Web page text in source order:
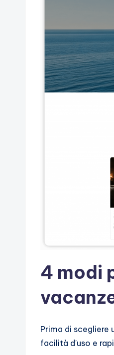
4 modi
Prima di
facilità d'uso e